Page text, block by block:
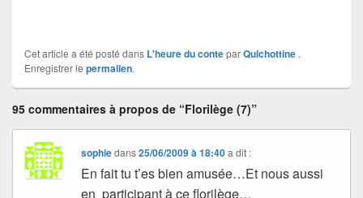
Cet article a été posté dans L'heure du conteparQuichottine .
Enregistrer le permalien.
95 commentaires à propos de “Florilège (7)”
sophiedans25/06/2009 à 18:40 a dit :
En fait tu t’es bien amusée…Et nous aussi
en participant à ce florilège…